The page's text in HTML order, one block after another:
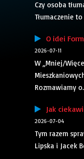
Czy osoba
Tłumaczenie
O idei
2026-07-11
W „Mniej/
Rozmawiamy
Jak
2026-07-04
Tym razem
Lipska i Jacek